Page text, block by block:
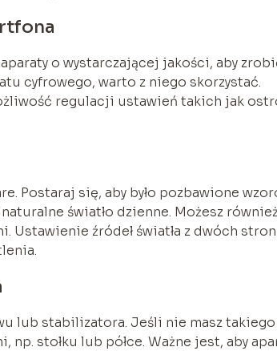
o wystarczającej jakości, aby
cyfrowego, warto z niego skorzystać.
regulacji ustawień takich jak
Postaraj się, aby było pozbawione
światło dzienne. Możesz
Ustawienie źródeł światła z dwóch stron
lub stabilizatora. Jeśli nie masz takiego
stołku lub półce. Ważne jest, aby